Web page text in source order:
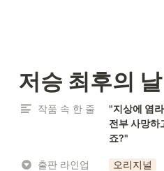
저승 최후의 날
작품 속 한 줄
"지상에 염
전부 사망하
죠?"
출판 라인업 오리지널